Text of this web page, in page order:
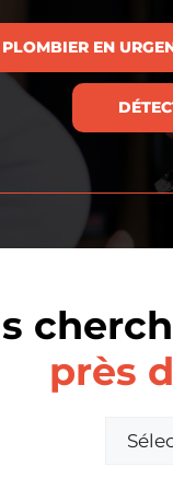
PLOMBIER EN
près